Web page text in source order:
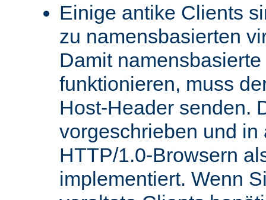
Einige antike Clients
zu namensbasierten
Damit
funktionieren, muss
Host-Header senden.
vorgeschrieben und in
HTTP/1.0-Browsern
implementiert. Wenn